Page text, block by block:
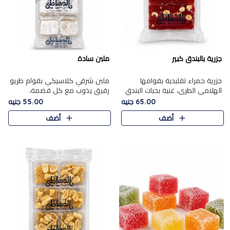
جزرية بالبندق كبير
جزرية حمراء تقليدية بقوامها
الهلامي الطري، غنية بحبات البندق
الفاخرة التي تضيف قرمشة راقية
إلى قوامها الناعم، لتقدم مزيجًا
متوازنًا من النكه..
65.00 جنيه
أضف
ملبن سادة
ملبن شرقي كلاسيكي بقوام طريو
رقيق يذوب مع كل قضمة،
مغطى بطبقة ناعمة من السكر
البودرة ليقدم المذاق الأصيل الذي
ارتبط بحلويات المولد التقليدي..
55.00 جنيه
أضف